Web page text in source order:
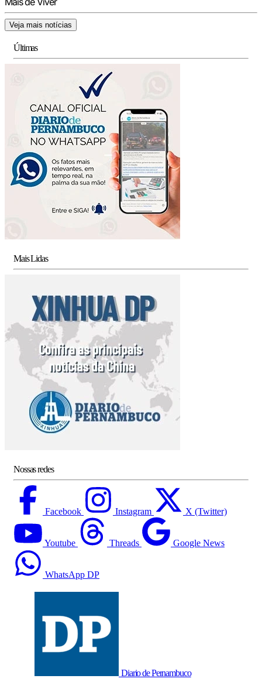
Veja mais notícias
Últimas
Mais Lidas
Nossas redes
Facebook Instagram X (Twitter)
Youtube Threads Google News
WhatsApp DP
Diario de Pernambuco